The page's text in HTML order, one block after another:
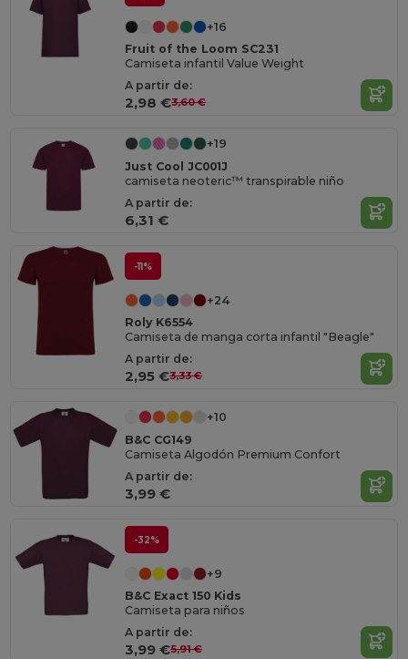
+16
Fruit of the Loom SC231
Camiseta infantil Value Weight
A partir de:
2,98 €3,60 €
+19
Just Cool JC001J
camiseta neoteric™ transpirable niño
A partir de:
6,31 €
-11%
+24
Roly K6554
Camiseta de manga corta infantil "Beagle"
A partir de:
2,95 €3,33 €
+10
B&C CG149
Camiseta Algodón Premium Confort
A partir de:
3,99 €
-32%
+9
B&C Exact 150 Kids
Camiseta para niños
A partir de:
3,99 €5,91 €